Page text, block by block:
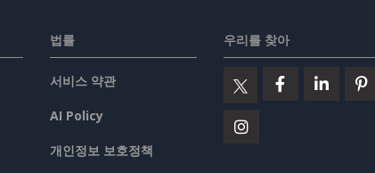
법률
서비스 약관
AI Policy
개인정보 보호정책
우리를 찾아